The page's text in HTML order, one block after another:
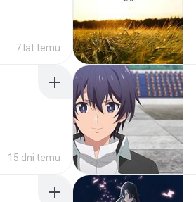
7 lat temu
15 dni temu